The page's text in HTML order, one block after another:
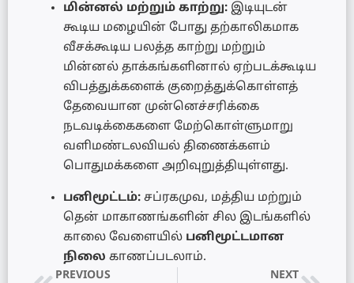
மின்னல் மற்றும் காற்று: இடியுடன்
கூடிய மழையின் போது தற்காலிகமாக
வீசக்கூடிய பலத்த காற்று மற்றும்
மின்னல் தாக்கங்களினால் ஏற்படக்கூடிய
விபத்துக்களைக் குறைத்துக்கொள்ளத்
தேவையான முன்னெச்சரிக்கை
நடவடிக்கைகளை மேற்கொள்ளுமாறு
வளிமண்டலவியல் திணைக்களம்
பொதுமக்களை அறிவுறுத்தியுள்ளது.
பனிமூட்டம்: சப்ரகமுவ, மத்திய மற்றும்
தென் மாகாணங்களின் சில இடங்களில்
காலை வேளையில் பனிமூட்டமான
நிலை காணப்படலாம்.
PREVIOUS NEXT